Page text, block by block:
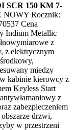
SCR 150 KM 7-
Rocznik:
Cena
Indium Metallic
z
z elektrycznym
miedzy
kabinie kierowcy z
Keyless Start
z
zabezpieczeniem
drzwi,
w przestrzeni